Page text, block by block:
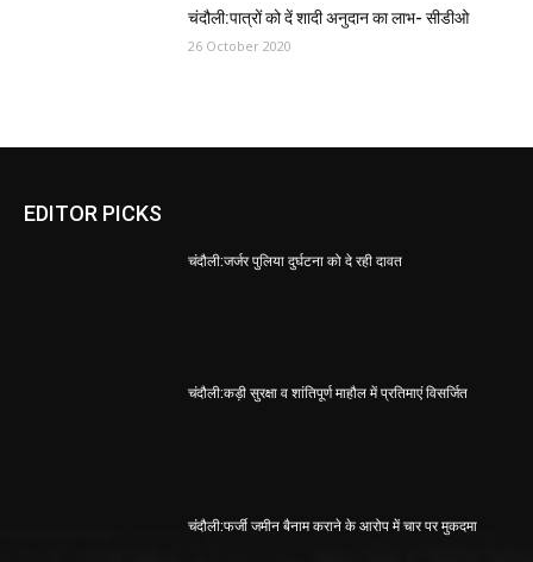
चंदौली:पात्रों को दें शादी अनुदान का लाभ- सीडीओ
26 October 2020
EDITOR PICKS
चंदौली:जर्जर पुलिया दुर्घटना को दे रही दावत
चंदौली:कड़ी सुरक्षा व शांतिपूर्ण माहौल में प्रतिमाएं विसर्जित
चंदौली:फर्जी जमीन बैनाम कराने के आरोप में चार पर मुकदमा